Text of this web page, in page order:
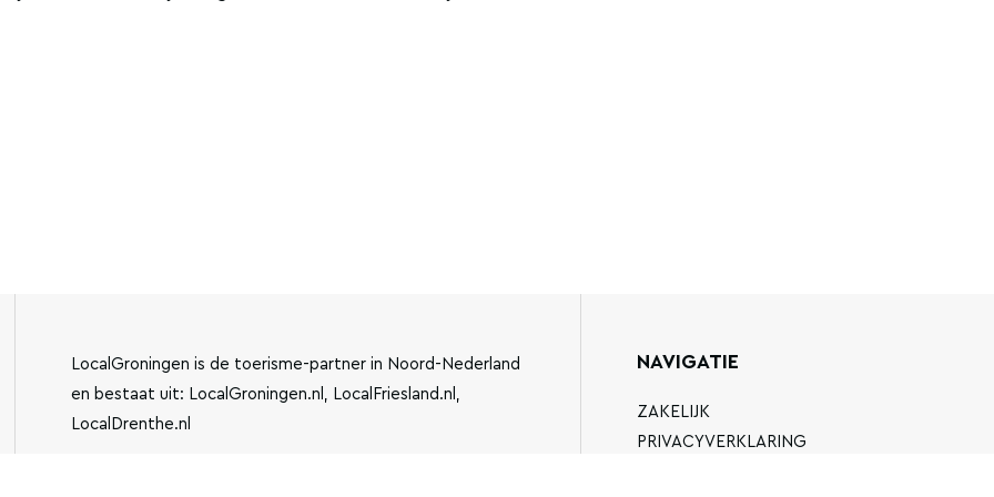
LocalGroningen is de toerisme-partner in Noord-Nederland
en bestaat uit: LocalGroningen.nl, LocalFriesland.nl,
LocalDrenthe.nl
NAVIGATIE
ZAKELIJK
PRIVACYVERKLARING